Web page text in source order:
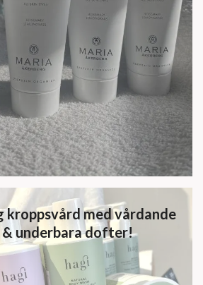
kroppsvård med vårdande
underbara dofter!